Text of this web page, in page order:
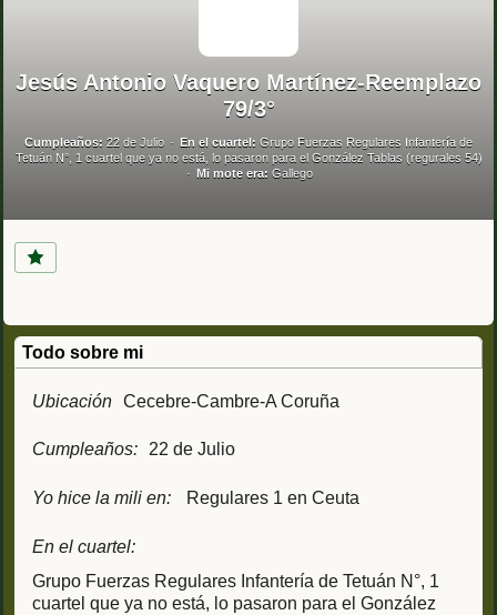
Jesús Antonio Vaquero Martínez-Reemplazo
79/3°
Cumpleaños: 22 de Julio En el cuartel: Grupo Fuerzas Regulares Infantería de
Tetuán N°, 1 cuartel que ya no está, lo pasaron para el González Tablas (regurales 54)
Mi mote era: Gallego
Todo sobre mi
Ubicación Cecebre-Cambre-A Coruña
Cumpleaños: 22 de Julio
Yo hice la mili en: Regulares 1 en Ceuta
En el cuartel:
Grupo Fuerzas Regulares Infantería de Tetuán N°, 1
cuartel que ya no está, lo pasaron para el González